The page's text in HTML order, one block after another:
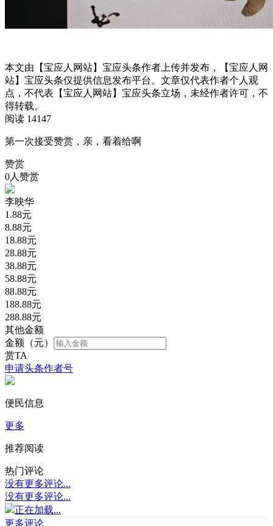
本文由【宝应人网站】宝应头条作者上传并发布，【宝应人网
站】宝应头条仅提供信息发布平台。文章仅代表作者个人观
点，不代表【宝应人网站】宝应头条立场，未经作者许可，不
得转载。
阅读 14147
第一次接受赞赏，亲，看着给啊
赞赏
0人赞赏
李映华
1.88元
8.88元
18.88元
28.88元
38.88元
58.88元
88.88元
188.88元
288.88元
其他金额
金额（元）
赏TA
申请头条作者号
便民信息
更多
推荐阅读
热门评论
没有更多评论...
没有更多评论...
正在加载...
更多评论